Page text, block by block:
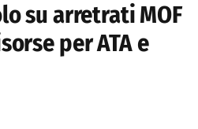
su arretrati MOF
per ATA e